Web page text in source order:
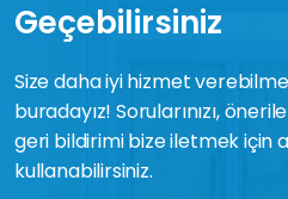
Geçebilirsiniz
Size daha iyi hizmet
buradayız! Sorularınızı,
geri bildirimi bize iletmek için
kullanabilirsiniz.